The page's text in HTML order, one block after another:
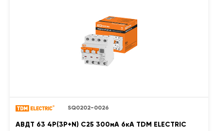
SQ0202-0026
АВДТ 63 4P(3Р+N) C25 300мА 6кА TDM ELECTRIC